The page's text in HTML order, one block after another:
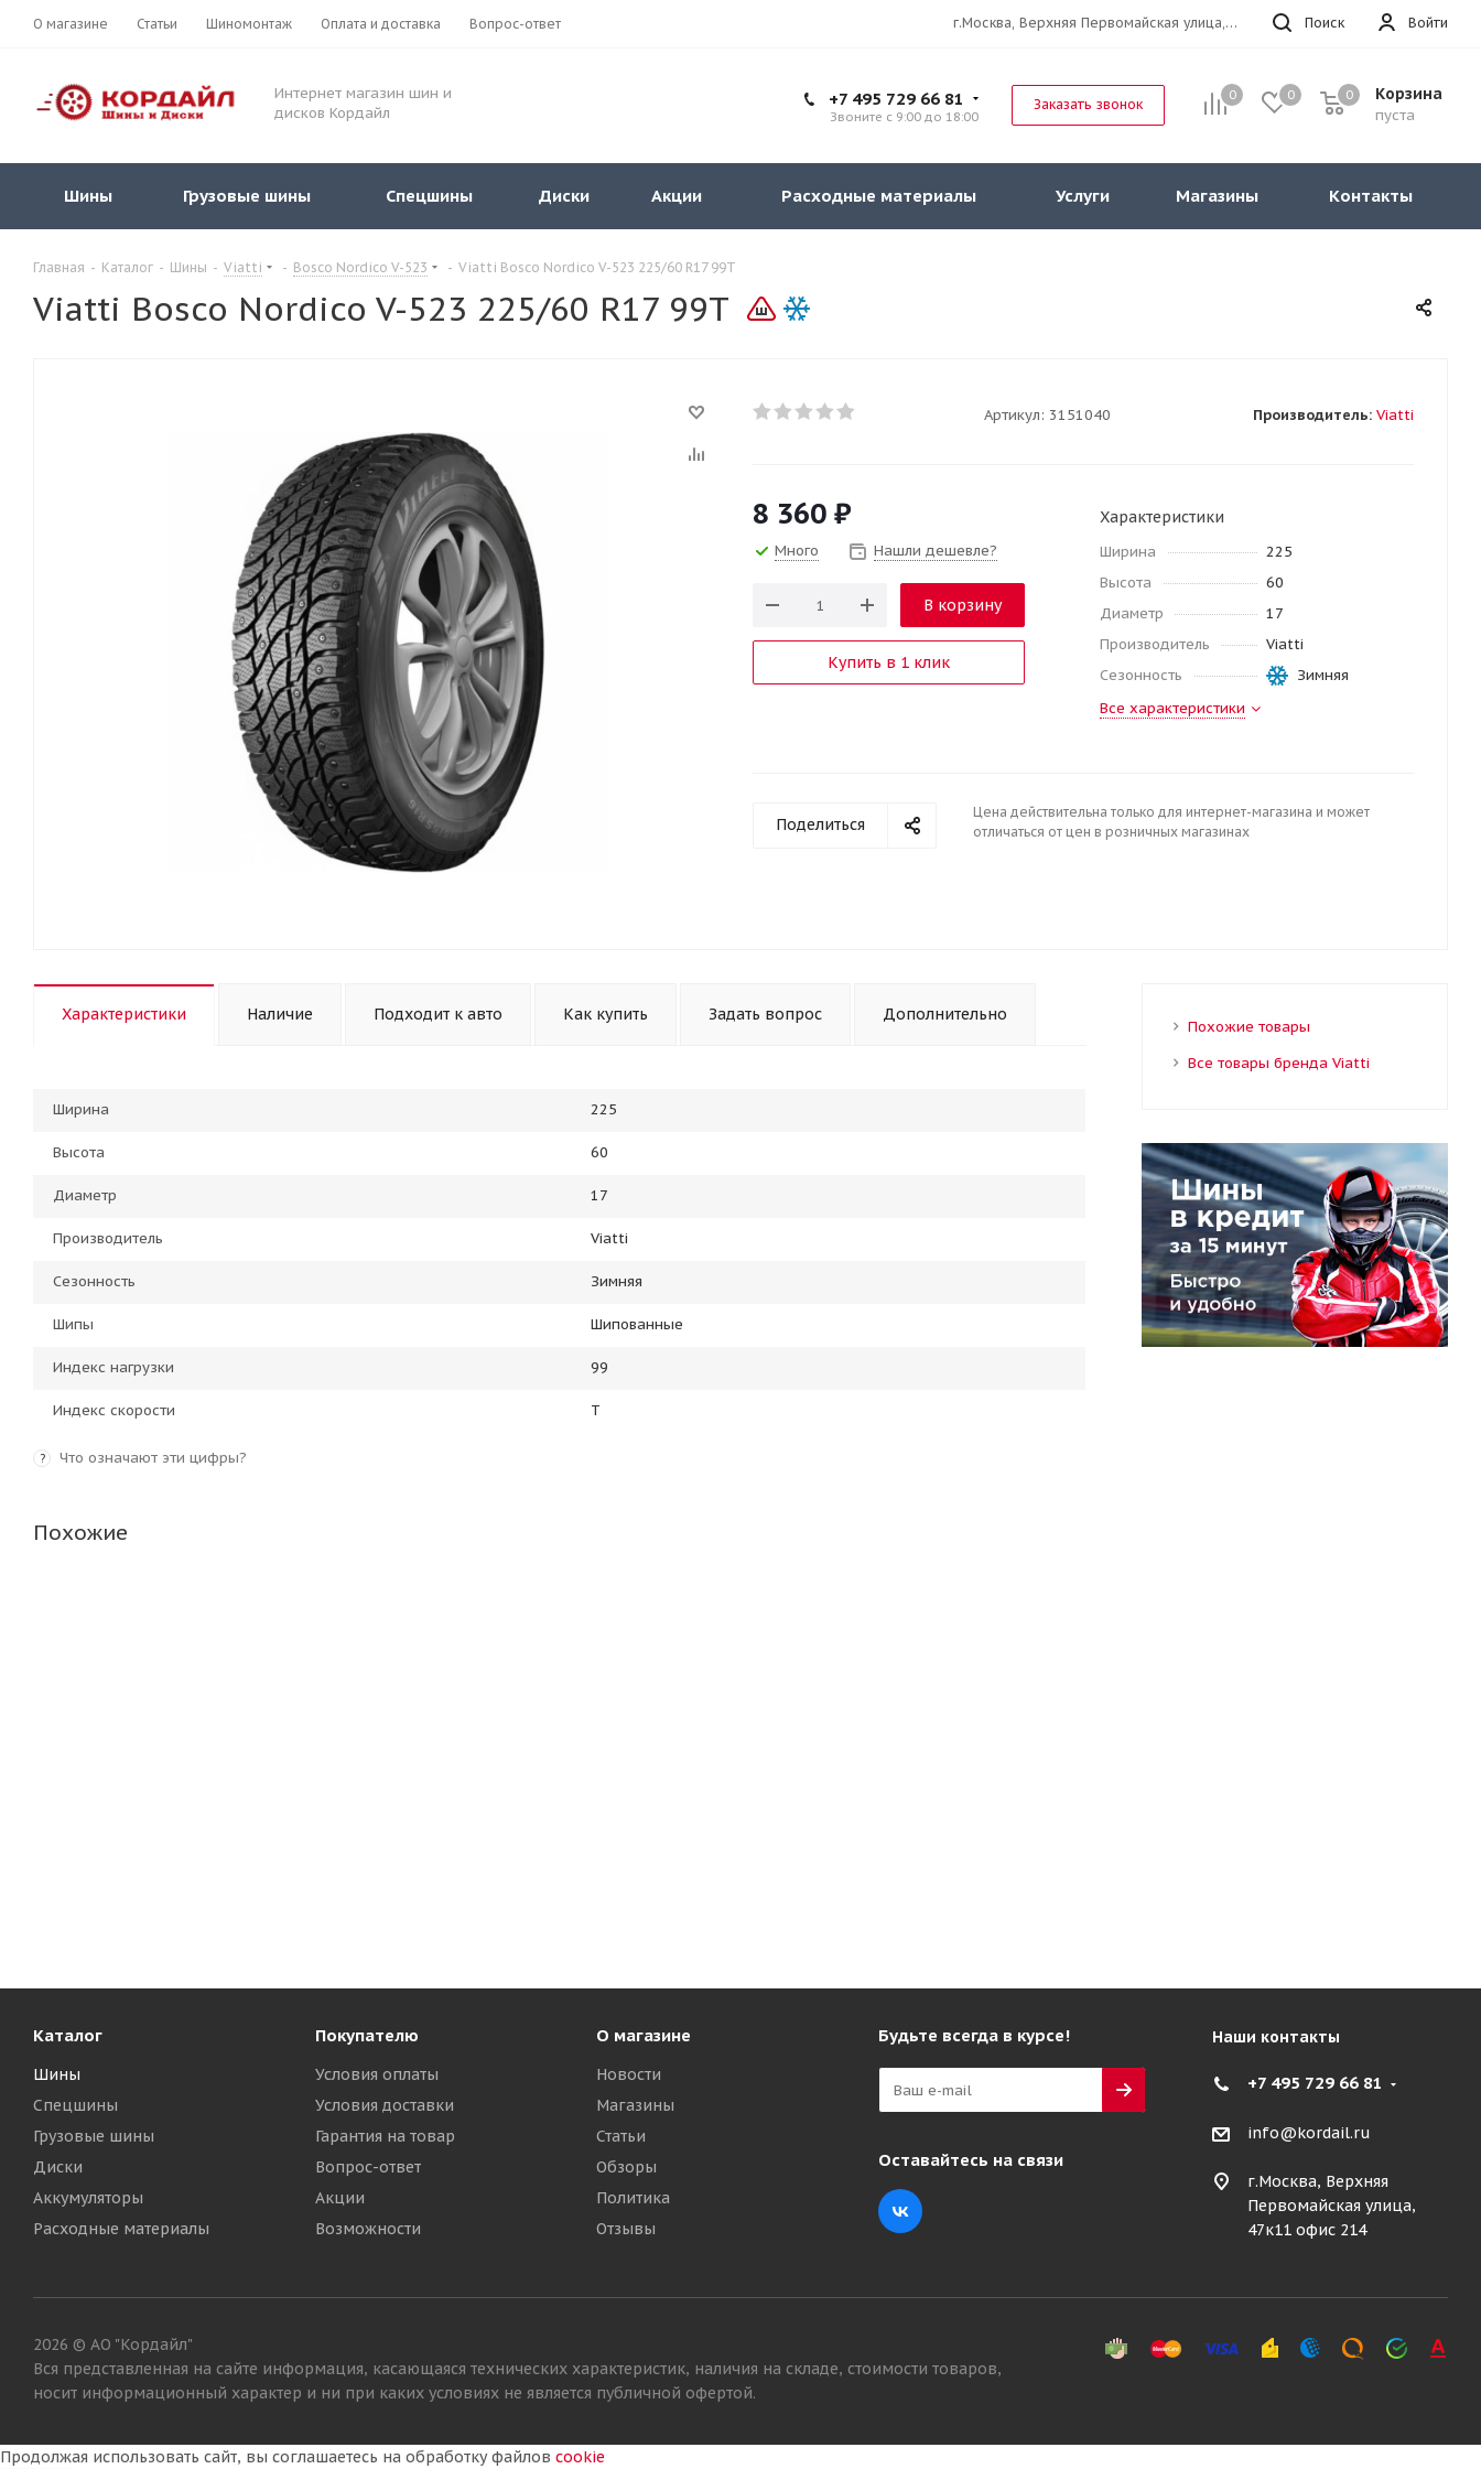
О магазине Статьи Шиномонтаж Оплата и доставка Вопрос-ответ Войти
Поиск
г.Москва, Верхняя Первомайская улица, 47к11 офис 214
Интернет магазин шин и
дисков Кордайл
0 0 Корзина
пуста
0
+7 495 729 66 81
Звоните с 9:00 до 18:00
Заказать звонок
Шины Грузовые шины Спецшины Диски Акции Расходные материалы Услуги Магазины Контакты
Главная - Каталог - Шины - Viatti - Bosco Nordico V-523 - Viatti Bosco Nordico V-523 225/60 R17 99T
Viatti Bosco Nordico V-523 225/60 R17 99T
Артикул: 3151040 Производитель: Viatti
8 360 ₽
Много Нашли дешевле?
В корзину
Купить в 1 клик
Характеристики
Ширина
225
Высота
60
Диаметр
17
Производитель
Viatti
Сезонность
Зимняя
Все характеристики
Поделиться
Цена действительна только для интернет-магазина и может
отличаться от цен в розничных магазинах
Характеристики Наличие Подходит к авто Как купить Задать вопрос Дополнительно
Ширина 225
Высота 60
Диаметр 17
Производитель Viatti
Сезонность Зимняя
Шипы Шипованные
Индекс нагрузки 99
Индекс скорости T
? Что означают эти цифры?
Похожие
Cordiant Sno-Max 7000 225/60 R17 99T
Похожие товары
Все товары бренда Viatti
Каталог
Шины
Спецшины
Грузовые шины
Диски
Аккумуляторы
Расходные материалы
Покупателю
Условия оплаты
Условия доставки
Гарантия на товар
Вопрос-ответ
Акции
Возможности
О магазине
Новости
Магазины
Статьи
Обзоры
Политика
Отзывы
Будьте всегда в курсе!
Оставайтесь на связи
Наши контакты
+7 495 729 66 81
info@kordail.ru
г.Москва, Верхняя
Первомайская улица,
47к11 офис 214
2026 © АО "Кордайл"
Вся представленная на сайте информация, касающаяся технических характеристик, наличия на складе, стоимости товаров,
носит информационный характер и ни при каких условиях не является публичной офертой.
Продолжая использовать сайт, вы соглашаетесь на обработку файлов cookie